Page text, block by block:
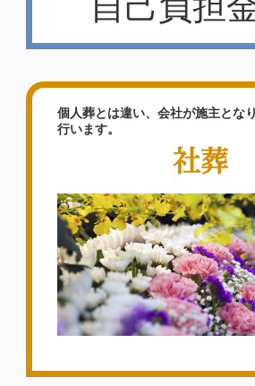
個人葬とは違い、会社が施主とな
行います。
社葬